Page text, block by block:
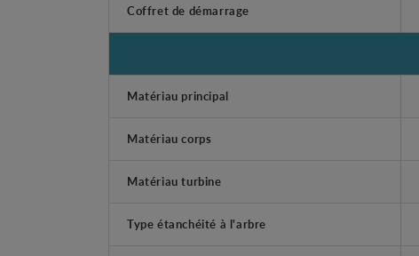
Coffret de démarrage
Matériau principal
Matériau corps
Matériau turbine
Type étanchéité à l'arbre